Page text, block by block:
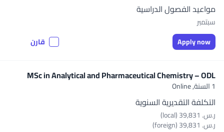
مواعيد الفصول الدراسية
سبتمبر
Apply now
قارن
MSc in Analytical and Pharmaceutical Chemistry – ODL
1 السنة, Online
التكلفة التقديرية السنوية
ر.س.‏ 39,831 (local)
ر.س.‏ 39,831 (foreign)